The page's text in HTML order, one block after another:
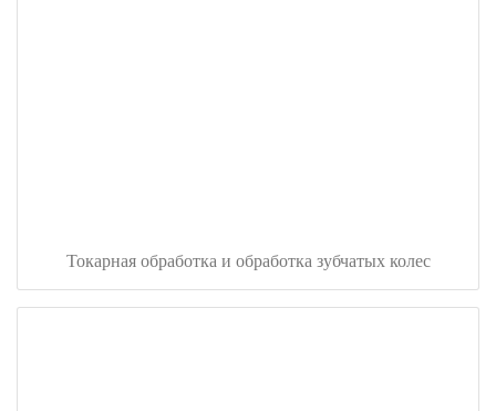
Токарная обработка и обработка зубчатых колес